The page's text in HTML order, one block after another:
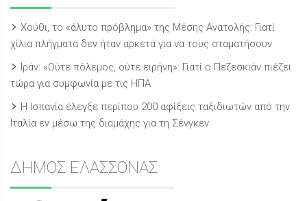
Χούθι, το «άλυτο πρόβλημα» της Μέσης Ανατολής: Γιατί
χίλια πλήγματα δεν ήταν αρκετά για να τους σταματήσουν
Ιράν: «Ούτε πόλεμος, ούτε ειρήνη»: Γιατί ο Πεζεσκιάν πιέζει
τώρα για συμφωνία με τις ΗΠΑ
Η Ισπανία έλεγξε περίπου 200 αφίξεις ταξιδιωτών από την
Ιταλία εν μέσω της διαμάχης για τη Σένγκεν
ΔΗΜΟΣ ΕΛΑΣΣΟΝΑΣ